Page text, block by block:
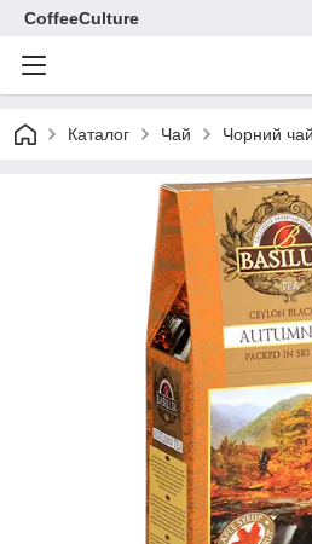
CoffeeCulture
Каталог Чай Чорний чай